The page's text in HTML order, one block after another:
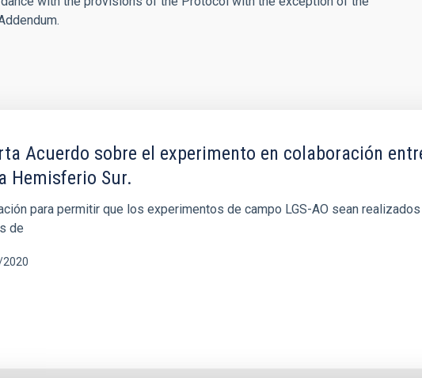
Acuerdo sobre el experimento en colaboración
Hemisferio Sur.
para permitir que los experimentos de campo LGS-AO sean
de